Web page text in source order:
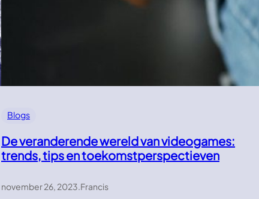
Blogs
De veranderende wereld van videogames:
trends, tips en toekomstperspectieven
november 26, 2023.Francis